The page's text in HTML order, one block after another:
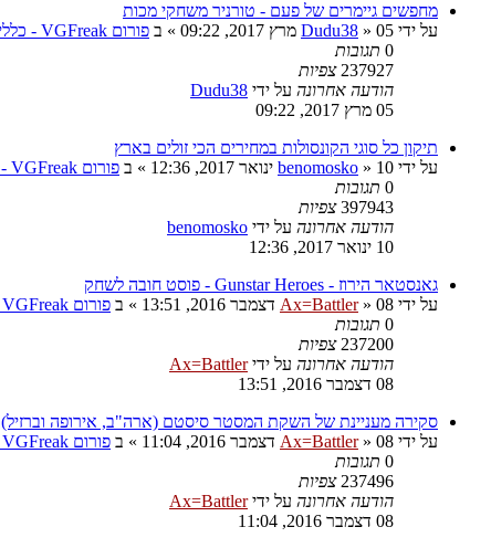
מחפשים גיימרים של פעם - טורניר משחקי מכות
על ידי
Dudu38 » 05 מרץ 2017, 09:22 » ב פורום VGFreak - כללי
0 תגובות
237927 צפיות
הודעה אחרונה על ידי Dudu38
05 מרץ 2017, 09:22
תיקון כל סוגי הקונסולות במחירים הכי זולים בארץ
על ידי
benomosko » 10 ינואר 2017, 12:36 » ב פורום VGFreak - טכני
0 תגובות
397943 צפיות
הודעה אחרונה על ידי benomosko
10 ינואר 2017, 12:36
גאנסטאר הירוז - Gunstar Heroes - פוסט חובה לשחק
על ידי
Ax=Battler» 08 דצמבר 2016, 13:51 » ב פורום VGFreak - כללי
0 תגובות
237200 צפיות
הודעה אחרונה על ידיAx=Battler
08 דצמבר 2016, 13:51
סקירה מעניינת של השקת המסטר סיסטם (ארה"ב, אירופה וברזיל)
על ידי
Ax=Battler» 08 דצמבר 2016, 11:04 » ב פורום VGFreak - כללי
0 תגובות
237496 צפיות
הודעה אחרונה על ידיAx=Battler
08 דצמבר 2016, 11:04